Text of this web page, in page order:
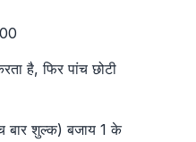
है, फिर पांच छोटी
बार शुल्क) बजाय 1 के